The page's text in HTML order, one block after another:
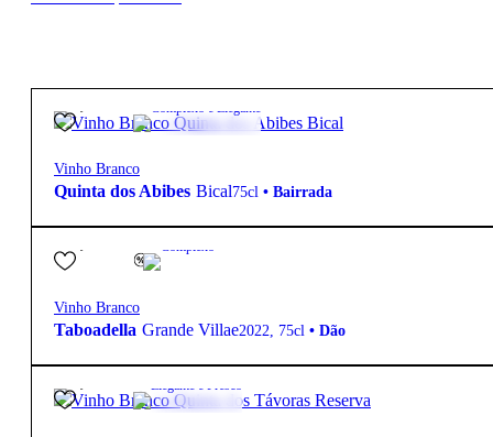
29,90€ Complexo e Elegante
Vinho Branco
Quinta dos Abibes Bical75cl • Bairrada
38,40€ Complexo
Vinho Branco
Taboadella Grande Villae2022, 75cl • Dão
12,20€ Elegante e Fresco